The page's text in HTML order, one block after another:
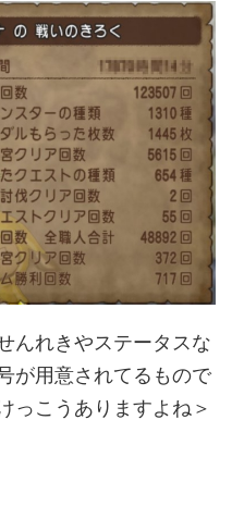
んれきやステータスな
が用意されてるもので
っこうありますよね＞